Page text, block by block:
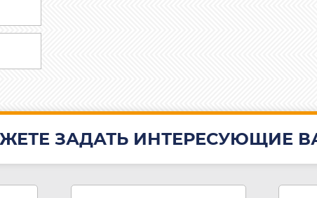
ЗАДАТЬ ИНТЕРЕСУЮЩИЕ